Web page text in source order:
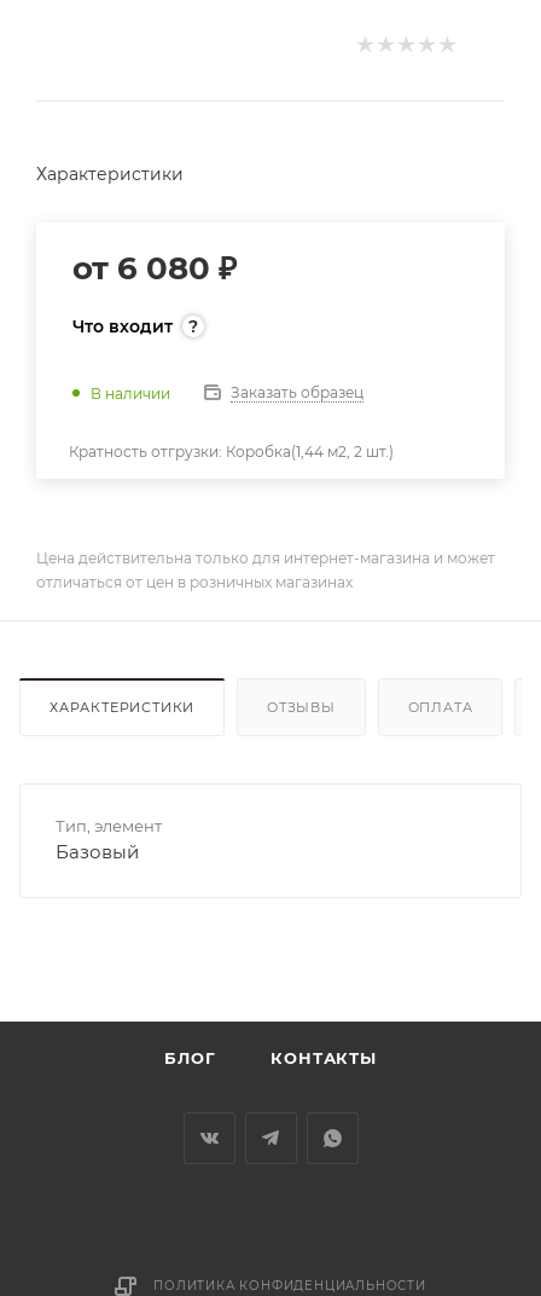
Характеристики
от 6 080 ₽
Что входит
В наличии Заказать образец
Кратность отгрузки: Коробка(1,44 м2, 2 шт.)
Цена действительна только для интернет-магазина и может
отличаться от цен в розничных магазинах
ХАРАКТЕРИСТИКИ ОТЗЫВЫ ОПЛАТА
Тип, элемент
Базовый
БЛОГ КОНТАКТЫ
ПОЛИТИКА КОНФИДЕНЦИАЛЬНОСТИ